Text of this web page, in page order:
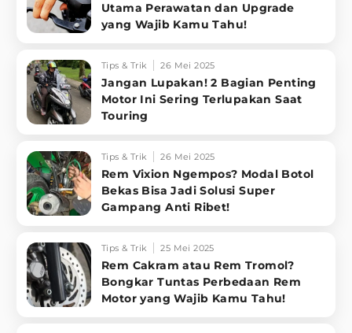
Utama Perawatan dan Upgrade
yang Wajib Kamu Tahu!
Tips & Trik 26 Mei 2025
Jangan Lupakan! 2 Bagian Penting
Motor Ini Sering Terlupakan Saat
Touring
Tips & Trik 26 Mei 2025
Rem Vixion Ngempos? Modal Botol
Bekas Bisa Jadi Solusi Super
Gampang Anti Ribet!
Tips & Trik 25 Mei 2025
Rem Cakram atau Rem Tromol?
Bongkar Tuntas Perbedaan Rem
Motor yang Wajib Kamu Tahu!